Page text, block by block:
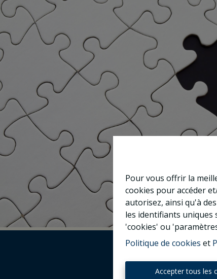
Pour vous offrir la
cookies pour accéder
autorisez, ainsi qu'à
les identifiants uniques
'cookies' ou
Politique de cookies et
Accepter tous les